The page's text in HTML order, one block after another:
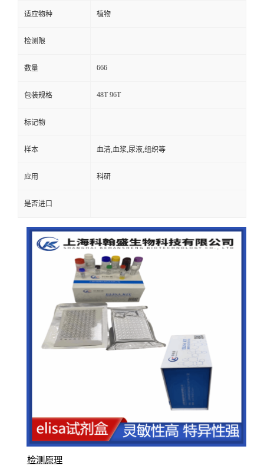
适应物种 植物
检测限
数量 666
包装规格 48T 96T
标记物
样本 血清,血浆,尿液,组织等
应用 科研
是否进口
检测原理